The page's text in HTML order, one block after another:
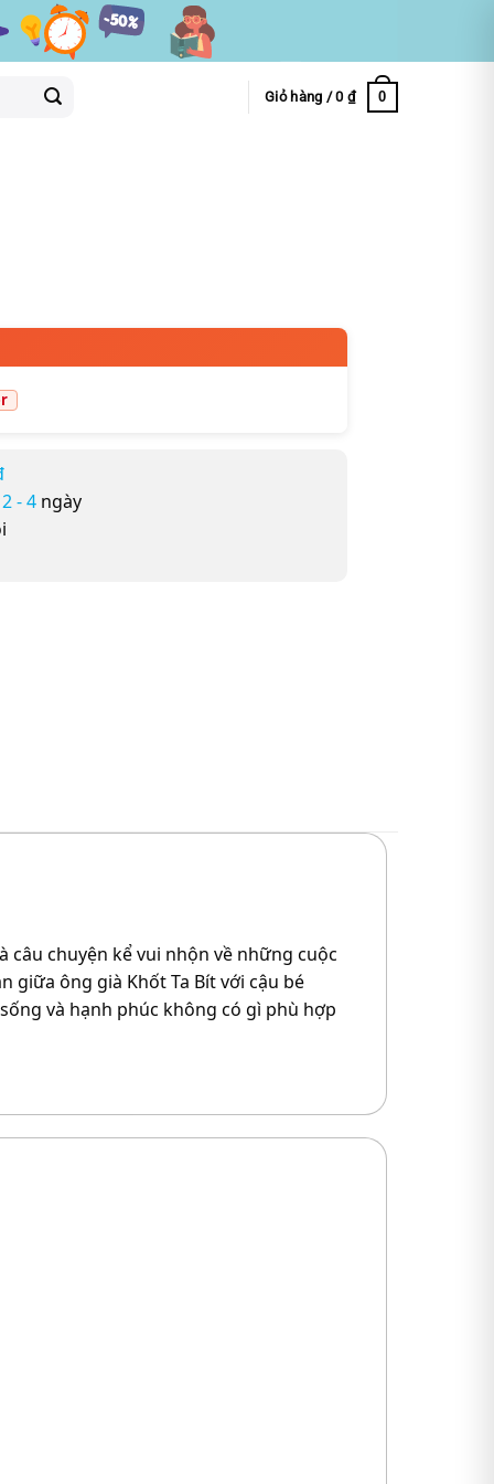
Giỏ hàng /0 ₫ 0
2 - 4 ngày
câu chuyện kể vui nhộn về những cuộc
giữa ông già Khốt Ta Bít với cậu bé
và hạnh phúc không có gì phù hợp